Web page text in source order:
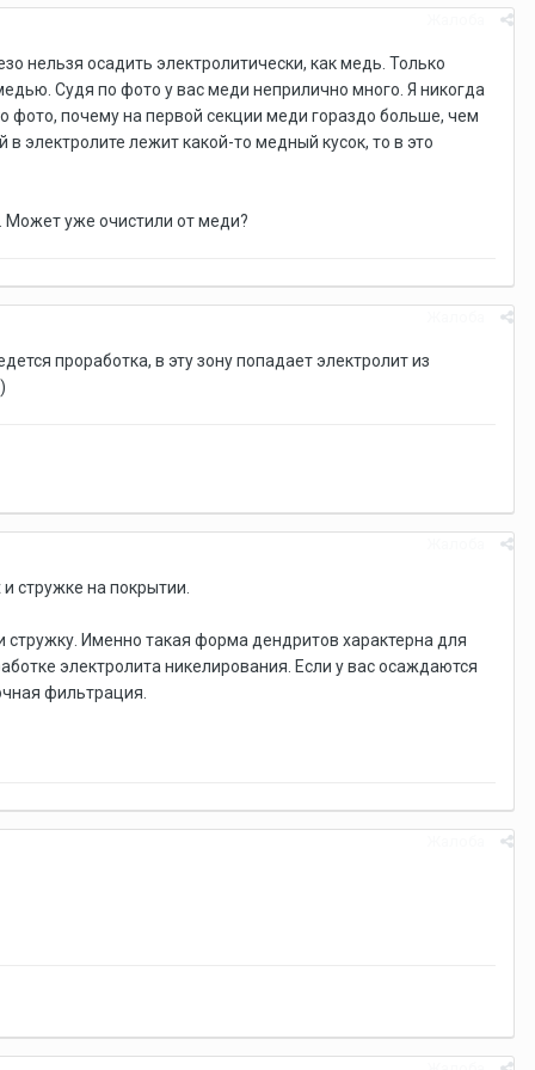
нельзя осадить электролитически, как медь. Только
Судя по фото у вас меди неприлично много. Я никогда
фото, почему на первой секции меди гораздо больше, чем
электролите лежит какой-то медный кусок, то в это
Может уже очистили от меди?
проработка, в эту зону попадает электролит из
стружке на покрытии.
Именно такая форма дендритов характерна для
электролита никелирования. Если у вас осаждаются
фильтрация.